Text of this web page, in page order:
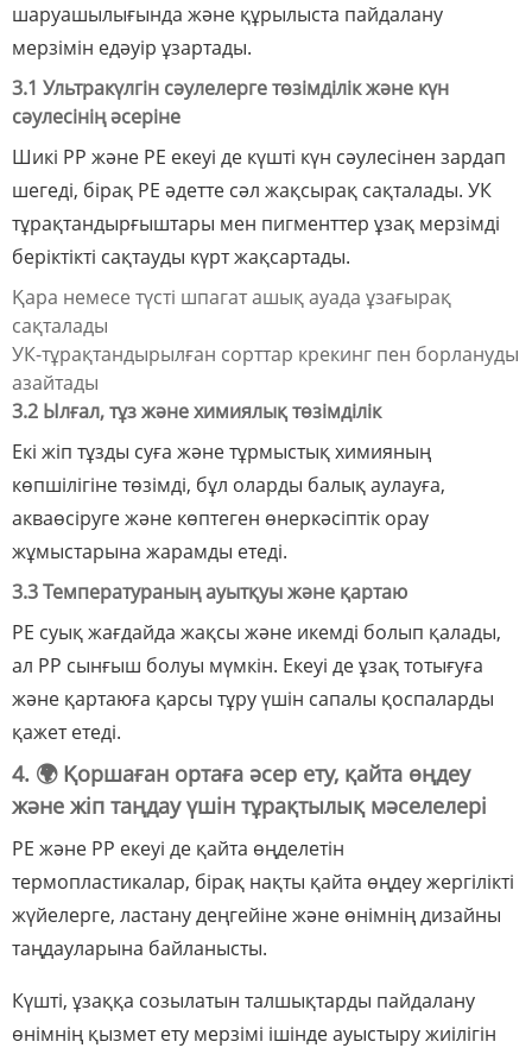
шаруашылығында және құрылыста пайдалану
мерзімін едәуір ұзартады.
3.1 Ультракүлгін сәулелерге төзімділік және күн
сәулесінің әсеріне
Шикі PP және PE екеуі де күшті күн сәулесінен зардап
шегеді, бірақ PE әдетте сәл жақсырақ сақталады. УК
тұрақтандырғыштары мен пигменттер ұзақ мерзімді
беріктікті сақтауды күрт жақсартады.
Қара немесе түсті шпагат ашық ауада ұзағырақ
сақталады
УК-тұрақтандырылған сорттар крекинг пен борлануды
азайтады
3.2 Ылғал, тұз және химиялық төзімділік
Екі жіп тұзды суға және тұрмыстық химияның
көпшілігіне төзімді, бұл оларды балық аулауға,
акваөсіруге және көптеген өнеркәсіптік орау
жұмыстарына жарамды етеді.
3.3 Температураның ауытқуы және қартаю
PE суық жағдайда жақсы және икемді болып қалады,
ал PP сынғыш болуы мүмкін. Екеуі де ұзақ тотығуға
және қартаюға қарсы тұру үшін сапалы қоспаларды
қажет етеді.
4. 🌍 Қоршаған ортаға әсер ету, қайта өңдеу
және жіп таңдау үшін тұрақтылық мәселелері
PE және PP екеуі де қайта өңделетін
термопластикалар, бірақ нақты қайта өңдеу жергілікті
жүйелерге, ластану деңгейіне және өнімнің дизайны
таңдауларына байланысты.
Күшті, ұзаққа созылатын талшықтарды пайдалану
өнімнің қызмет ету мерзімі ішінде ауыстыру жиілігін